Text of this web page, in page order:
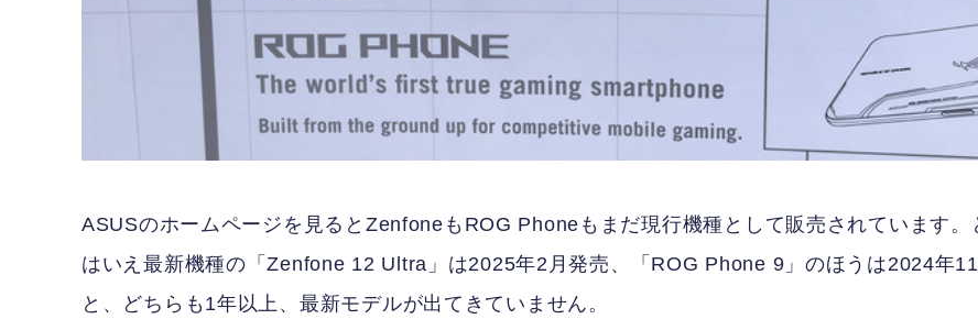
ASUSのホームページを見るとZenfoneもROG Phoneもまだ現行機種として販売されています。
はいえ最新機種の「Zenfone 12 Ultra」は2025年2月発売、「ROG Phone 9」のほうは2024年11
と、どちらも1年以上、最新モデルが出てきていません。